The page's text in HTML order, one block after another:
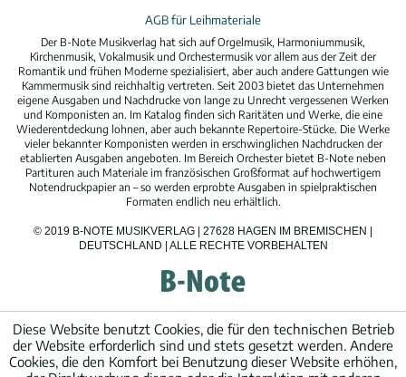
AGB für Leihmateriale
Der B-Note Musikverlag hat sich auf Orgelmusik, Harmoniummusik,
Kirchenmusik, Vokalmusik und Orchestermusik vor allem aus der Zeit der
Romantik und frühen Moderne spezialisiert, aber auch andere Gattungen wie
Kammermusik sind reichhaltig vertreten. Seit 2003 bietet das Unternehmen
eigene Ausgaben und Nachdrucke von lange zu Unrecht vergessenen Werken
und Komponisten an. Im Katalog finden sich Raritäten und Werke, die eine
Wiederentdeckung lohnen, aber auch bekannte Repertoire-Stücke. Die Werke
vieler bekannter Komponisten werden in erschwinglichen Nachdrucken der
etablierten Ausgaben angeboten. Im Bereich Orchester bietet B-Note neben
Partituren auch Materiale im französischen Großformat auf hochwertigem
Notendruckpapier an – so werden erprobte Ausgaben in spielpraktischen
Formaten endlich neu erhältlich.
© 2019 B-NOTE MUSIKVERLAG | 27628 HAGEN IM BREMISCHEN |
DEUTSCHLAND | ALLE RECHTE VORBEHALTEN
Diese Website benutzt Cookies, die für den technischen Betrieb
der Website erforderlich sind und stets gesetzt werden. Andere
Cookies, die den Komfort bei Benutzung dieser Website erhöhen,